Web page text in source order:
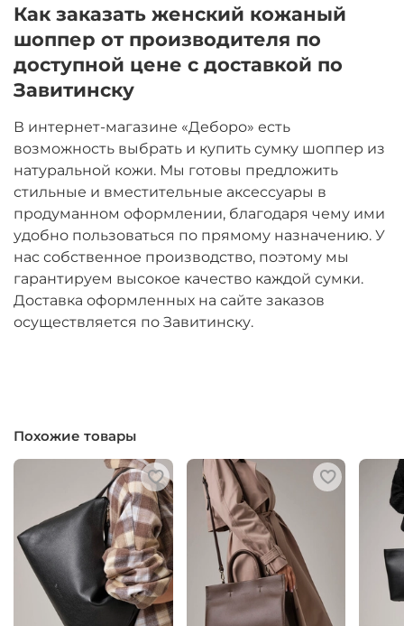
Как заказать женский кожаный
шоппер от производителя по
доступной цене с доставкой по
Завитинску
В интернет-магазине «Деборо» есть
возможность выбрать и купить сумку шоппер из
натуральной кожи. Мы готовы предложить
стильные и вместительные аксессуары в
продуманном оформлении, благодаря чему ими
удобно пользоваться по прямому назначению. У
нас собственное производство, поэтому мы
гарантируем высокое качество каждой сумки.
Доставка оформленных на сайте заказов
осуществляется по Завитинску.
Похожие товары